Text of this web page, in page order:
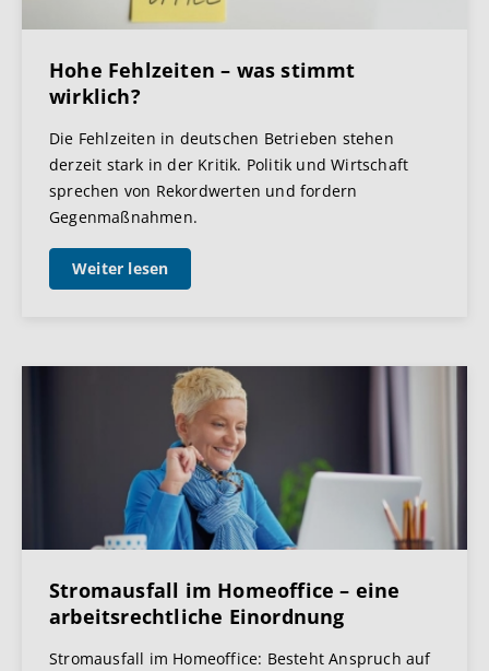
Hohe Fehlzeiten – was stimmt
wirklich?
Die Fehlzeiten in deutschen Betrieben stehen
derzeit stark in der Kritik. Politik und Wirtschaft
sprechen von Rekordwerten und fordern
Gegenmaßnahmen.
Weiter lesen
Stromausfall im Homeoffice – eine
arbeitsrechtliche Einordnung
Stromausfall im Homeoffice: Besteht Anspruch auf